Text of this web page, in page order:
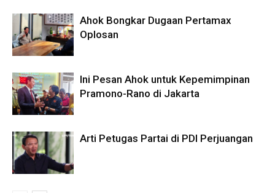
Ahok Bongkar Dugaan Pertamax
Oplosan
Ini Pesan Ahok untuk Kepemimpinan
Pramono-Rano di Jakarta
Arti Petugas Partai di PDI Perjuangan